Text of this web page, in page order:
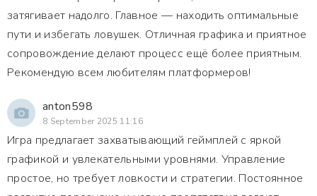
затягивает надолго. Главное — находить оптимальные
пути и избегать ловушек. Отличная графика и приятное
сопровождение делают процесс ещё более приятным.
Рекомендую всем любителям платформеров!
anton598
8 September 2025 11:16
Игра предлагает захватывающий геймплей с яркой
графикой и увлекательными уровнями. Управление
простое, но требует ловкости и стратегии. Постоянное